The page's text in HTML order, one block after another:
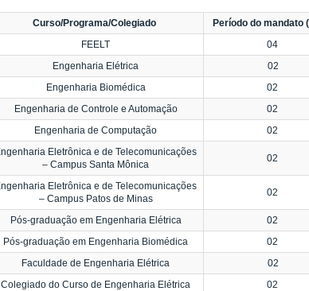
Curso/Programa/Colegiado Período do mandato
FEELT 04
Engenharia Elétrica 02
Engenharia Biomédica 02
Engenharia de Controle e Automação 02
Engenharia de Computação 02
Eletrônica e de Telecomunicações
– Campus Santa Mônica
02
Eletrônica e de Telecomunicações
– Campus Patos de Minas
02
Pós-graduação em Engenharia Elétrica 02
Pós-graduação em Engenharia Biomédica 02
Faculdade de Engenharia Elétrica 02
Colegiado do Curso de Engenharia Elétrica 02